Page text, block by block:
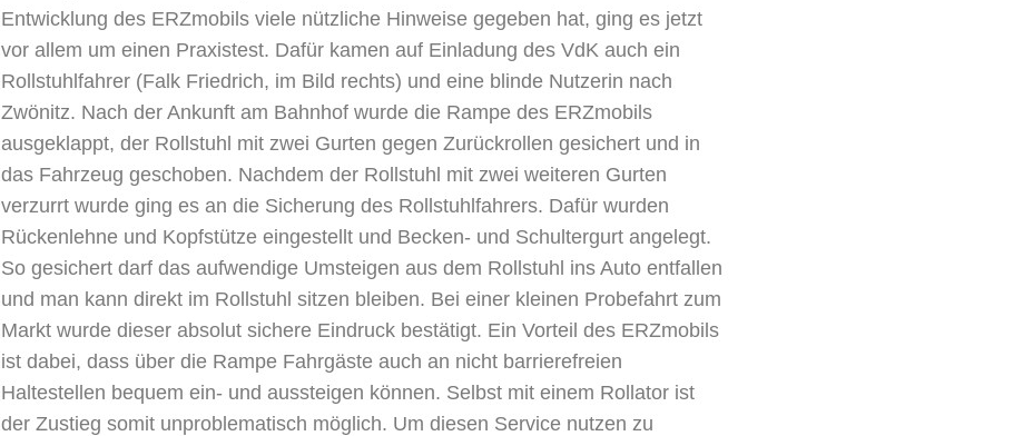
Entwicklung des ERZmobils viele nützliche Hinweise gegeben hat, ging es jetzt
vor allem um einen Praxistest. Dafür kamen auf Einladung des VdK auch ein
Rollstuhlfahrer (Falk Friedrich, im Bild rechts) und eine blinde Nutzerin nach
Zwönitz. Nach der Ankunft am Bahnhof wurde die Rampe des ERZmobils
ausgeklappt, der Rollstuhl mit zwei Gurten gegen Zurückrollen gesichert und in
das Fahrzeug geschoben. Nachdem der Rollstuhl mit zwei weiteren Gurten
verzurrt wurde ging es an die Sicherung des Rollstuhlfahrers. Dafür wurden
Rückenlehne und Kopfstütze eingestellt und Becken- und Schultergurt angelegt.
So gesichert darf das aufwendige Umsteigen aus dem Rollstuhl ins Auto entfallen
und man kann direkt im Rollstuhl sitzen bleiben. Bei einer kleinen Probefahrt zum
Markt wurde dieser absolut sichere Eindruck bestätigt. Ein Vorteil des ERZmobils
ist dabei, dass über die Rampe Fahrgäste auch an nicht barrierefreien
Haltestellen bequem ein- und aussteigen können. Selbst mit einem Rollator ist
der Zustieg somit unproblematisch möglich. Um diesen Service nutzen zu